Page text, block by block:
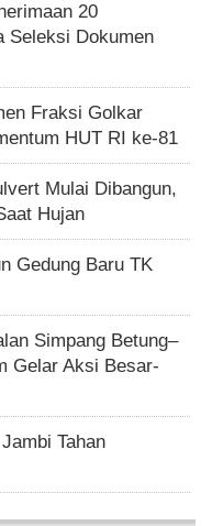
20
Seleksi Dokumen
Fraksi Golkar
HUT RI ke-81
Mulai Dibangun,
Hujan
Gedung Baru TK
Simpang Betung–
Gelar Aksi Besar-
Tahan